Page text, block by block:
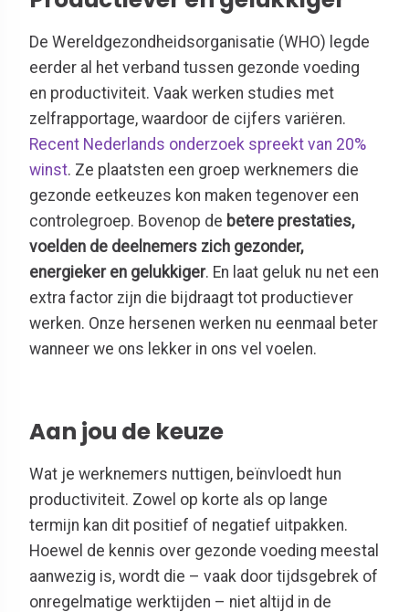
De Wereldgezondheidsorganisatie (WHO) legde
eerder al het verband tussen gezonde voeding
en productiviteit. Vaak werken studies met
zelfrapportage, waardoor de cijfers variëren.
Recent Nederlands onderzoek spreekt van 20%
winst. Ze plaatsten een groep werknemers die
gezonde eetkeuzes kon maken tegenover een
controlegroep. Bovenop de betere prestaties,
voelden de deelnemers zich gezonder,
energieker en gelukkiger. En laat geluk nu net een
extra factor zijn die bijdraagt tot productiever
werken. Onze hersenen werken nu eenmaal beter
wanneer we ons lekker in ons vel voelen.
Aan jou de keuze
Wat je werknemers nuttigen, beïnvloedt hun
productiviteit. Zowel op korte als op lange
termijn kan dit positief of negatief uitpakken.
Hoewel de kennis over gezonde voeding meestal
aanwezig is, wordt die – vaak door tijdsgebrek of
onregelmatige werktijden – niet altijd in de